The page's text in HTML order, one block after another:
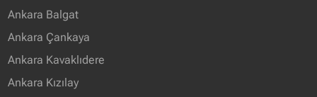
Ankara Balgat
Ankara Çankaya
Ankara Kavaklıdere
Ankara Kızılay